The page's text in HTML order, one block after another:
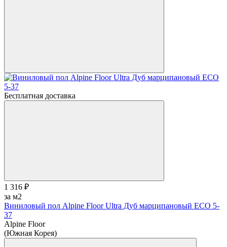
Бесплатная доставка
1 316 ₽
за м2
Виниловый пол Alpine Floor Ultra Дуб марципановый ЕСО 5-
37
Alpine Floor
(Южная Корея)